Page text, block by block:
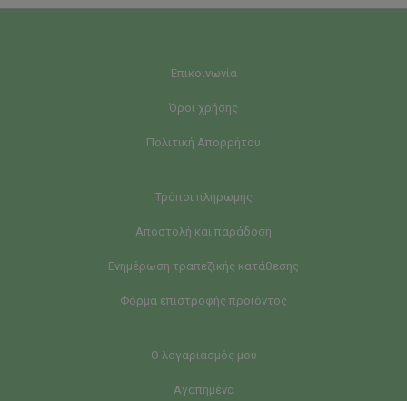
Επικοινωνία
Όροι χρήσης
Πολιτική Απορρήτου
Τρόποι πληρωμής
Αποστολή και παράδοση
Ενημέρωση τραπεζικής κατάθεσης
Φόρμα επιστροφής προιόντος
Ο λογαριασμός μου
Αγαπημένα